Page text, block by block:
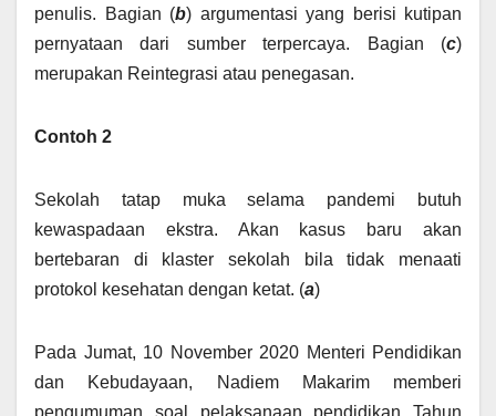
penulis. Bagian (b) argumentasi yang berisi kutipan
pernyataan dari sumber terpercaya. Bagian (c)
merupakan Reintegrasi atau penegasan.
Contoh 2
Sekolah tatap muka selama pandemi butuh
kewaspadaan ekstra. Akan kasus baru akan
bertebaran di klaster sekolah bila tidak menaati
protokol kesehatan dengan ketat. (a)
Pada Jumat, 10 November 2020 Menteri Pendidikan
dan Kebudayaan, Nadiem Makarim memberi